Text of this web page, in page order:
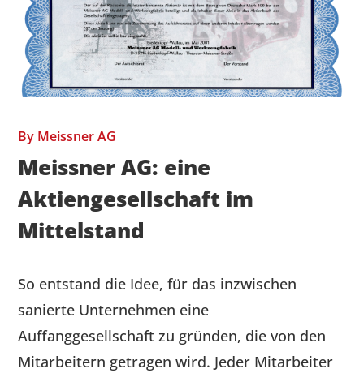
By Meissner AG
Meissner AG: eine
Aktiengesellschaft im
Mittelstand
So entstand die Idee, für das inzwischen
sanierte Unternehmen eine
Auffanggesellschaft zu gründen, die von den
Mitarbeitern getragen wird. Jeder Mitarbeiter